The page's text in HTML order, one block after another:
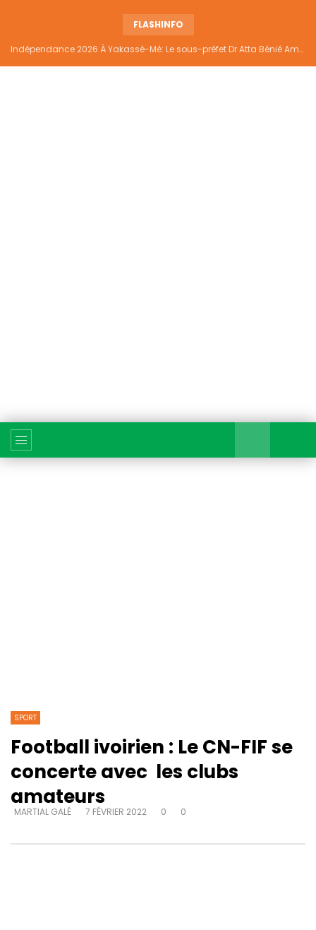
FLASHINFO
Indépendance 2026 À Yakassé-Mé: Le sous-préfet Dr Atta Bénié Amédé appelle à l’unité, à la sécurité et au développement
SPORT
Football ivoirien : Le CN-FIF se
concerte avec les clubs
amateurs
MARTIAL GALÉ 7 FÉVRIER 2022 0 0